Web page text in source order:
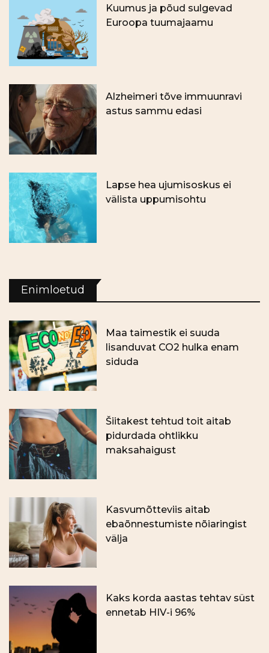
Kuumus ja põud sulgevad
Euroopa tuumajaamu
Alzheimeri tõve immuunravi
astus sammu edasi
Lapse hea ujumisoskus ei
välista uppumisohtu
Enimloetud
Maa taimestik ei suuda
lisanduvat CO2 hulka enam
siduda
Šiitakest tehtud toit aitab
pidurdada ohtlikku
maksahaigust
Kasvumõtteviis aitab
ebaõnnestumiste nõiaringist
välja
Kaks korda aastas tehtav süst
ennetab HIV-i 96%